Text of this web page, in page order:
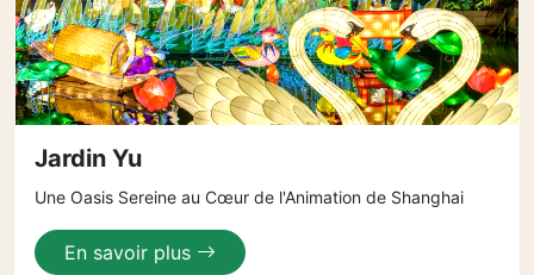
Jardin Yu
Une Oasis Sereine au Cœur de l'Animation de Shanghai
En savoir plus